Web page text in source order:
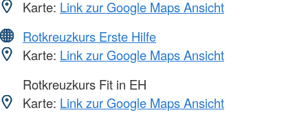
Karte: Link zur Google Maps Ansicht
Rotkreuzkurs Erste Hilfe
Karte: Link zur Google Maps Ansicht
Rotkreuzkurs Fit in EH
Karte: Link zur Google Maps Ansicht